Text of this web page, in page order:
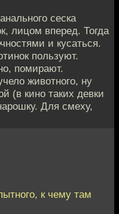
сеска
лицом вперед. Тогда
и кусаться.
пользуют.
помирают.
животного, ну
(в кино таких девки
Для смеху,
к чему там